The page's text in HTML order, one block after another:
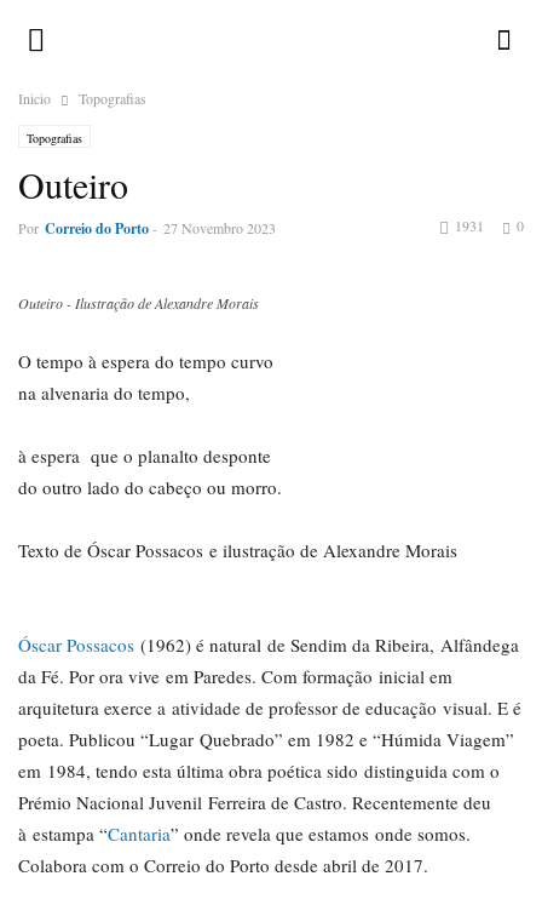
Inicio Topografias
Topografias
Outeiro
Por Correio do Porto- 27 Novembro 2023 0
1931
Outeiro - Ilustração de Alexandre Morais
O tempo à espera do tempo curvo
na alvenaria do tempo,
à espera que o planalto desponte
do outro lado do cabeço ou morro.
Texto de Óscar Possacos e ilustração de Alexandre Morais
Óscar Possacos (1962) é natural de Sendim da Ribeira, Alfândega
da Fé. Por ora vive em Paredes. Com formação inicial em
arquitetura exerce a atividade de professor de educação visual. E é
poeta. Publicou “Lugar Quebrado” em 1982 e “Húmida Viagem”
em 1984, tendo esta última obra poética sido distinguida com o
Prémio Nacional Juvenil Ferreira de Castro. Recentemente deu
à estampa “Cantaria” onde revela que estamos onde somos.
Colabora com o Correio do Porto desde abril de 2017.